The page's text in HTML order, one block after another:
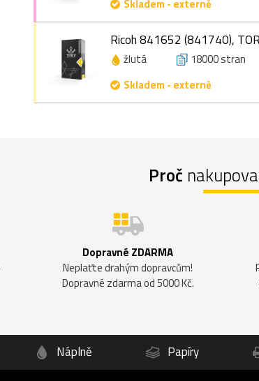
Skladem - externě
Ricoh 841652 (841740),
žlutá 18000 stran
Skladem - externě
Proč
Dopravné ZDARMA
Neplaťte drahým dopravcům!
Dopravné zdarma od 5000 Kč.
Náplně Papíry